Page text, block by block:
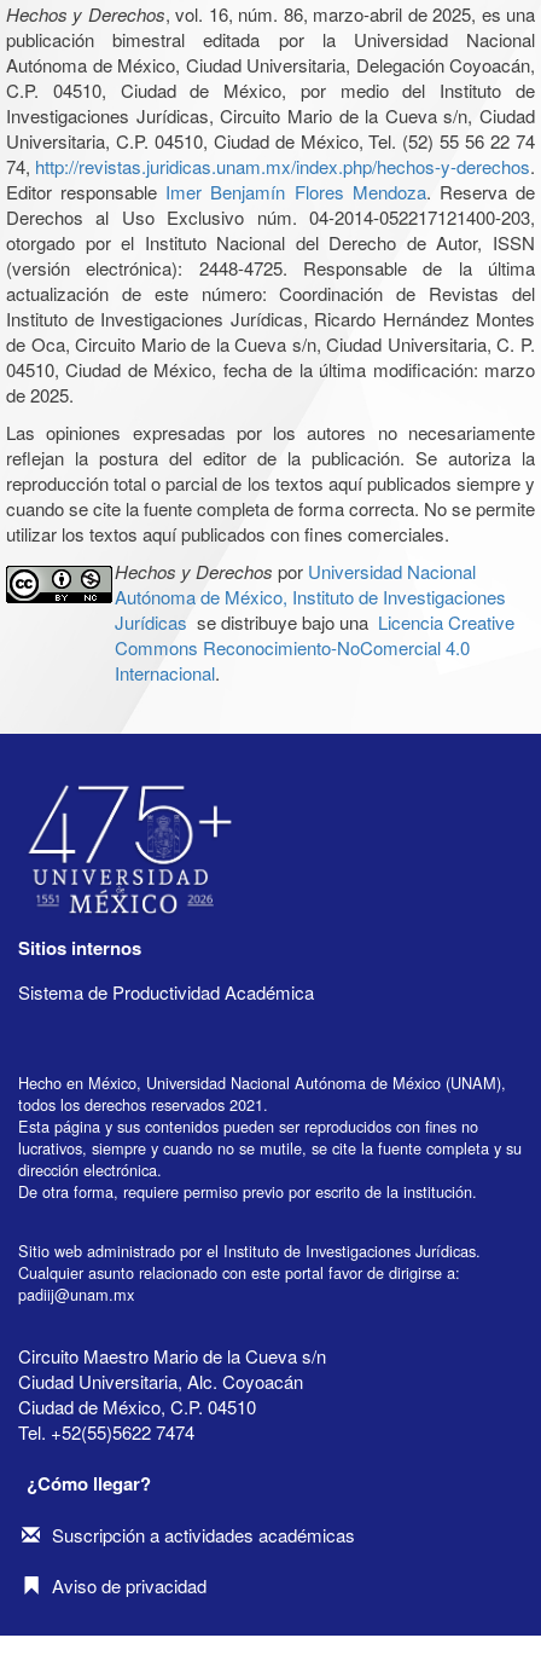
Hechos y Derechos, vol. 16, núm. 86, marzo-abril de 2025, es una
publicación bimestral editada por la Universidad Nacional
Autónoma de México, Ciudad Universitaria, Delegación Coyoacán,
C.P. 04510, Ciudad de México, por medio del Instituto de
Investigaciones Jurídicas, Circuito Mario de la Cueva s/n, Ciudad
Universitaria, C.P. 04510, Ciudad de México, Tel. (52) 55 56 22 74
74, http://revistas.juridicas.unam.mx/index.php/hechos-y-derechos.
Editor responsable Imer Benjamín Flores Mendoza. Reserva de
Derechos al Uso Exclusivo núm. 04-2014-052217121400-203,
otorgado por el Instituto Nacional del Derecho de Autor, ISSN
(versión electrónica): 2448-4725. Responsable de la última
actualización de este número: Coordinación de Revistas del
Instituto de Investigaciones Jurídicas, Ricardo Hernández Montes
de Oca, Circuito Mario de la Cueva s/n, Ciudad Universitaria, C. P.
04510, Ciudad de México, fecha de la última modificación: marzo
de 2025.
Las opiniones expresadas por los autores no necesariamente
reflejan la postura del editor de la publicación. Se autoriza la
reproducción total o parcial de los textos aquí publicados siempre y
cuando se cite la fuente completa de forma correcta. No se permite
utilizar los textos aquí publicados con fines comerciales.
Hechos y Derechos por Universidad Nacional
Autónoma de México, Instituto de Investigaciones
Jurídicas se distribuye bajo una Licencia Creative
Commons Reconocimiento-NoComercial 4.0
Internacional.
Sitios internos
Sistema de Productividad Académica
Hecho en México, Universidad Nacional Autónoma de México (UNAM),
todos los derechos reservados 2021.
Esta página y sus contenidos pueden ser reproducidos con fines no
lucrativos, siempre y cuando no se mutile, se cite la fuente completa y su
dirección electrónica.
De otra forma, requiere permiso previo por escrito de la institución.
Sitio web administrado por el Instituto de Investigaciones Jurídicas.
Cualquier asunto relacionado con este portal favor de dirigirse a:
padiij@unam.mx
Circuito Maestro Mario de la Cueva s/n
Ciudad Universitaria, Alc. Coyoacán
Ciudad de México, C.P. 04510
Tel. +52(55)5622 7474
¿Cómo llegar?
Suscripción a actividades académicas
Aviso de privacidad